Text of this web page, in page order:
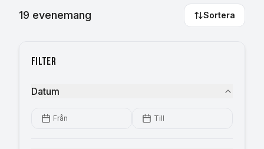
19 evenemang Sortera
Filter
Datum
Från Till